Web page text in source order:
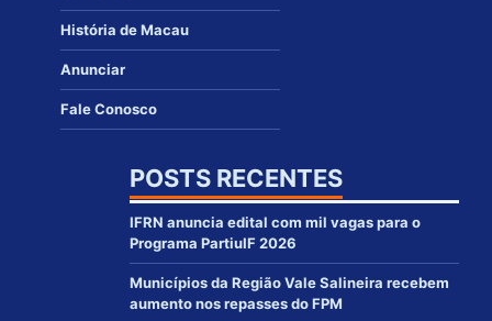
História de Macau
Anunciar
Fale Conosco
POSTS RECENTES
IFRN anuncia edital com mil vagas para o
Programa PartiuIF 2026
Municípios da Região Vale Salineira recebem
aumento nos repasses do FPM